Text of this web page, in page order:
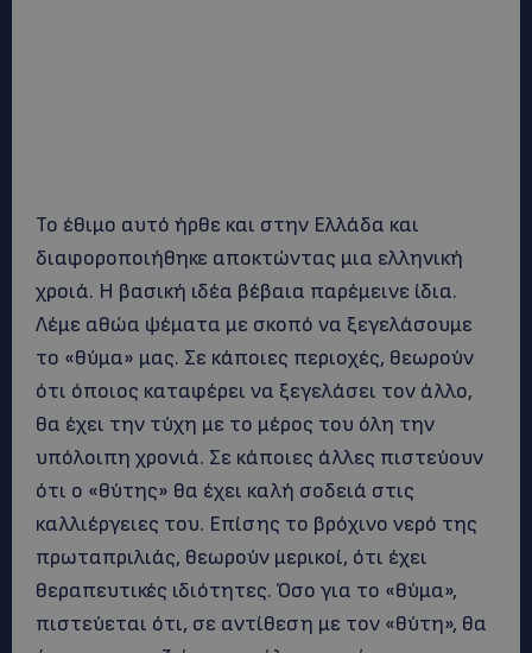
Το έθιμο αυτό ήρθε και στην Ελλάδα και
διαφοροποιήθηκε αποκτώντας μια ελληνική
χροιά. Η βασική ιδέα βέβαια παρέμεινε ίδια.
Λέμε αθώα ψέματα με σκοπό να ξεγελάσουμε
το «θύμα» μας. Σε κάποιες περιοχές, θεωρούν
ότι όποιος καταφέρει να ξεγελάσει τον άλλο,
θα έχει την τύχη με το μέρος του όλη την
υπόλοιπη χρονιά. Σε κάποιες άλλες πιστεύουν
ότι ο «θύτης» θα έχει καλή σοδειά στις
καλλιέργειες του. Επίσης το βρόχινο νερό της
πρωταπριλιάς, θεωρούν μερικοί, ότι έχει
θεραπευτικές ιδιότητες. Όσο για το «θύμα»,
πιστεύεται ότι, σε αντίθεση με τον «θύτη», θα